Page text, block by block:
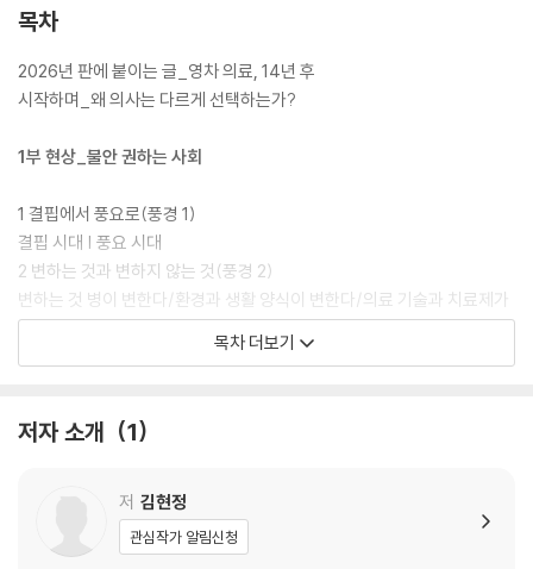
는 맛이 있다.” 의료 현장의 이모저모를 유쾌하게 전하는 저자의 이야기를
자연스럽게 마련될 것이다.
목차
2026년 판에 붙이는 글_영차 의료, 14년 후
시작하며_왜 의사는 다르게 선택하는가?
1부 현상_불안 권하는 사회
1 결핍에서 풍요로(풍경 1)
결핍 시대 | 풍요 시대
2 변하는 것과 변하지 않는 것(풍경 2)
변하는 것 병이 변한다/환경과 생활 양식이 변한다/의료 기술과 치료제가
변한다/사회 제도가 변한다 | 변하지 않는 것 행동 양식은 변하지 않았다/
우리의 몸은 변하지 않았다/의업의 개별성은 변하지 않았다
않아
몸에 안 좋은 거 하지 말아 주세요 | 자신이 해야 할 몫은 남아 있다 | 굳은
살 | 자기 몸을 돌볼 여유가 없다 | 엑스레이는 그 사람 인생을 보여 준다
5 사이보그라도 괜찮아(현상 3)
목차 더보기
저자 소개 1
저 김현정
관심작가 알림신청